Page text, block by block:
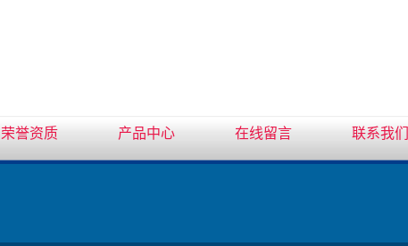
荣誉资质 产品中心 在线留言 联系我们